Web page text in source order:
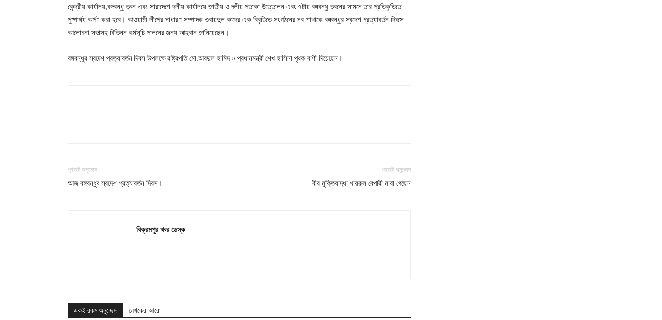
কেন্দ্রীয় কার্যালয়,বঙ্গবন্ধু ভবন এবং সারাদেশে দলীয় কার্যালয়ে জাতীয় ও দলীয় পতাকা উত্তোলন এবং ৭টায় বঙ্গবন্ধু ভবনের সামনে তার প্রতিকৃতিতে
পুষ্পার্ঘ্য অর্পণ করা হবে। আওয়ামী লীগের সাধারণ সম্পাদক ওবায়দুল কাদের এক বিবৃতিতে সংগঠনের সব শাখাকে বঙ্গবন্ধুর স্বদেশ প্রত্যাবর্তন দিবসে
আলোচনা সভাসহ বিভিন্ন কর্মসূচি পালনের জন্য আহ্বান জানিয়েছেন।
বঙ্গবন্ধুর স্বদেশ প্রত্যাবর্তন দিবস উপলক্ষে রাষ্ট্রপতি মো.আবদুল হামিদ ও প্রধানমন্ত্রী শেখ হাসিনা পৃথক বাণী দিয়েছেন।
পূর্ববর্তী অনুচ্ছেদ
আজ বঙ্গবন্ধুর স্বদেশ প্রত্যাবর্তন দিবস।
পরবর্তী অনুচ্ছেদ
বীর মুক্তিযাদ্ধা খায়রুল বেপারী মারা গেছেন
বিক্রমপুর খবর ডেস্ক
একই রকম অনুচ্ছেদ লেখকের আরো